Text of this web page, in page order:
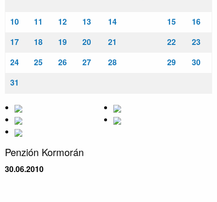
10 11 12 13 14 15
16
17
18 19 20 21 22
23
24
25 26 27 28 29
30
31
Penzión Kormorán
30.06.2010